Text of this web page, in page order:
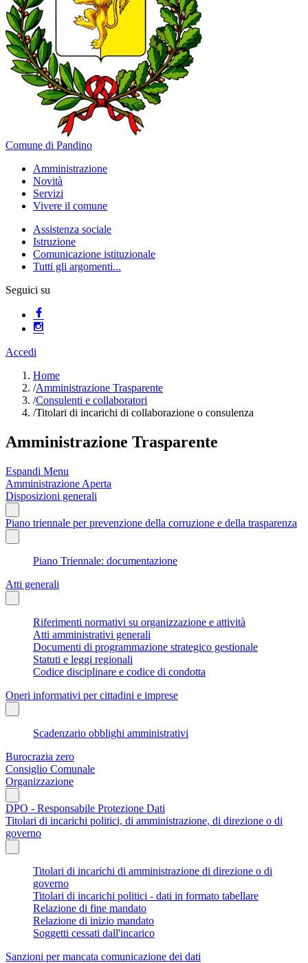
Comune di Pandino
Amministrazione
Novità
Servizi
Vivere il comune
Assistenza sociale
Istruzione
Comunicazione istituzionale
Tutti gli argomenti...
Seguici su
Accedi
Home
/Amministrazione Trasparente
/Consulenti e collaboratori
/Titolari di incarichi di collaborazione o consulenza
Amministrazione Trasparente
Espandi Menu
Amministrazione Aperta
Disposizioni generali
Piano triennale per prevenzione della corruzione e della trasparenza
Piano Triennale: documentazione
Atti generali
Riferimenti normativi su organizzazione e attività
Atti amministrativi generali
Documenti di programmazione strategico gestionale
Statuti e leggi regionali
Codice disciplinare e codice di condotta
Oneri informativi per cittadini e imprese
Scadenzario obblighi amministrativi
Burocrazia zero
Consiglio Comunale
Organizzazione
DPO - Responsabile Protezione Dati
Titolari di incarichi politici, di amministrazione, di direzione o di
governo
Titolari di incarichi di amministrazione di direzione o di
governo
Titolari di incarichi politici - dati in formato tabellare
Relazione di fine mandato
Relazione di inizio mandato
Soggetti cessati dall'incarico
Sanzioni per mancata comunicazione dei dati